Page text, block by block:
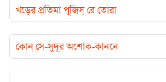
খড়ের প্রতিমা পূজিস্‌ রে তোরা
কোন্‌ সে-সুদূর অশোক-কাননে